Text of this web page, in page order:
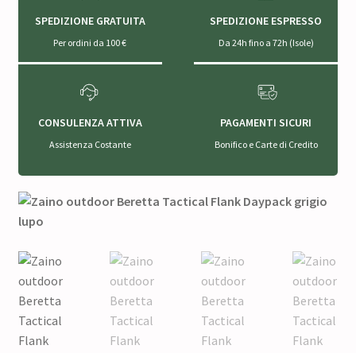
SPEDIZIONE GRATUITA
Per ordini da 100 €
SPEDIZIONE ESPRESSO
Da 24h fino a 72h (Isole)
CONSULENZA ATTIVA
Assistenza Costante
PAGAMENTI SICURI
Bonifico e Carte di Credito